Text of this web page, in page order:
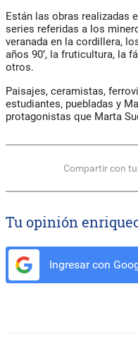
Están las obras realizadas
series referidas a los
veranada en la cordillera,
años 90’, la fruticultura, la
otros.
Paisajes, ceramistas,
estudiantes, puebladas y
protagonistas que Marta
Compartir con
Tu opinión
Ingresar con